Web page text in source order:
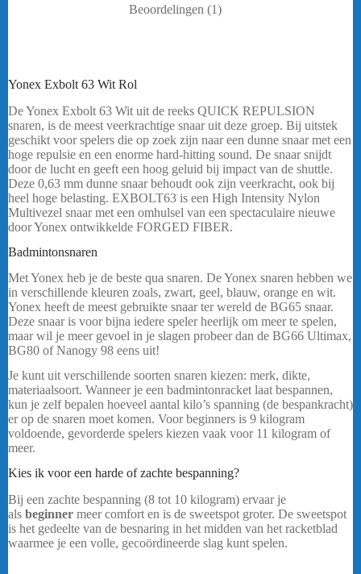
Beoordelingen (1)
Yonex Exbolt 63 Wit Rol
De Yonex Exbolt 63 Wit uit de reeks QUICK REPULSION
snaren, is de meest veerkrachtige snaar uit deze groep. Bij uitstek
geschikt voor spelers die op zoek zijn naar een dunne snaar met een
hoge repulsie en een enorme hard-hitting sound. De snaar snijdt
door de lucht en geeft een hoog geluid bij impact van de shuttle.
Deze 0,63 mm dunne snaar behoudt ook zijn veerkracht, ook bij
heel hoge belasting. EXBOLT63 is een High Intensity Nylon
Multivezel snaar met een omhulsel van een spectaculaire nieuwe
door Yonex ontwikkelde FORGED FIBER.
Badmintonsnaren
Met Yonex heb je de beste qua snaren. De Yonex snaren hebben we
in verschillende kleuren zoals, zwart, geel, blauw, orange en wit.
Yonex heeft de meest gebruikte snaar ter wereld de BG65 snaar.
Deze snaar is voor bijna iedere speler heerlijk om meer te spelen,
maar wil je meer gevoel in je slagen probeer dan de BG66 Ultimax,
BG80 of Nanogy 98 eens uit!
Je kunt uit verschillende soorten snaren kiezen: merk, dikte,
materiaalsoort. Wanneer je een badmintonracket laat bespannen,
kun je zelf bepalen hoeveel aantal kilo’s spanning (de bespankracht)
er op de snaren moet komen. Voor beginners is 9 kilogram
voldoende, gevorderde spelers kiezen vaak voor 11 kilogram of
meer.
Kies ik voor een harde of zachte bespanning?
Bij een zachte bespanning (8 tot 10 kilogram) ervaar je
als beginner meer comfort en is de sweetspot groter. De sweetspot
is het gedeelte van de besnaring in het midden van het racketblad
waarmee je een volle, gecoördineerde slag kunt spelen.